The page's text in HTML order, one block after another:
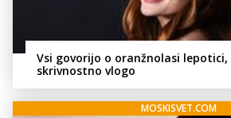
Vsi govorijo o oranžnolasi lepotici,
skrivnostno vlogo
MOSKISVET.COM